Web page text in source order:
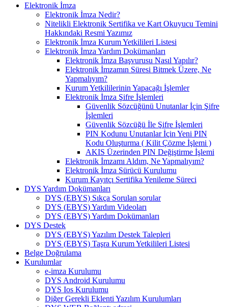
Elektronik İmza
Elektronik İmza Nedir?
Nitelikli Elektronik Sertifika ve Kart Okuyucu Temini
Hakkındaki Resmi Yazımız
Elektronik İmza Kurum Yetkilileri Listesi
Elektronik İmza Yardım Dokümanları
Elektronik İmza Başvurusu Nasıl Yapılır?
Elektronik İmzamın Süresi Bitmek Üzere, Ne
Yapmalıyım?
Kurum Yetkililerinin Yapacağı İşlemler
Elektronik İmza Şifre İşlemleri
Güvenlik Sözcüğünü Unutanlar İçin Şifre
İşlemleri
Güvenlik Sözcüğü İle Şifre İşlemleri
PIN Kodunu Unutanlar İçin Yeni PIN
Kodu Oluşturma ( Kilit Çözme İşlemi )
AKIS Üzerinden PIN Değiştirme İşlemi
Elektronik İmzamı Aldım, Ne Yapmalıyım?
Elektronik İmza Sürücü Kurulumu
Kurum Kayıtçı Sertifika Yenileme Süreci
DYS Yardım Dokümanları
DYS (EBYS) Sıkça Sorulan sorular
DYS (EBYS) Yardım Videoları
DYS (EBYS) Yardım Dokümanları
DYS Destek
DYS (EBYS) Yazılım Destek Talepleri
DYS (EBYS) Taşra Kurum Yetkilileri Listesi
Belge Doğrulama
Kurulumlar
e-imza Kurulumu
DYS Android Kurulumu
DYS Ios Kurulumu
Diğer Gerekli Eklenti Yazılım Kurulumları